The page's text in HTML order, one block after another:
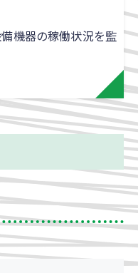
機器の稼働状況を監